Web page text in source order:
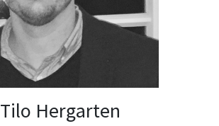
Tilo Hergarten